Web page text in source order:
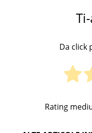
Da click
Rating